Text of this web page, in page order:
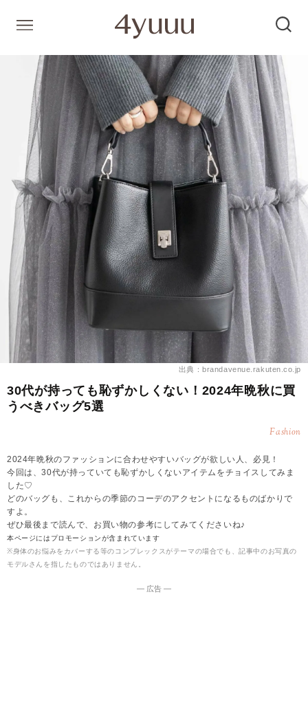
出典：brandavenue.rakuten.co.jp
30代が持っても恥ずかしくない！2024年晩秋に買
うべきバッグ5選
Fashion
2024年晩秋のファッションに合わせやすいバッグが欲しい人、必見！
今回は、30代が持っていても恥ずかしくないアイテムをチョイスしてみま
した♡
どのバッグも、これからの季節のコーデのアクセントになるものばかりで
すよ。
ぜひ最後まで読んで、お買い物の参考にしてみてくださいね♪
本ページにはプロモーションが含まれています
※身体のお悩みをカバーする等のコンプレックスがテーマの場合でも、記事中のお写真の
モデルさんを指したものではありません。
― 広告 ―